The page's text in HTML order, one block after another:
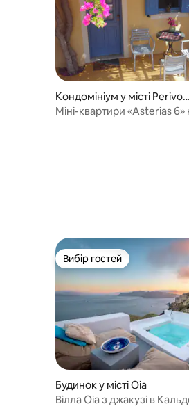
Кондомініум у місті Perivolo
s Beach
Міні-квартири «Asterias 6»
Вибір гостей
Вибір гостей
Будинок у місті Oia
Вілла Oia з джакузі в